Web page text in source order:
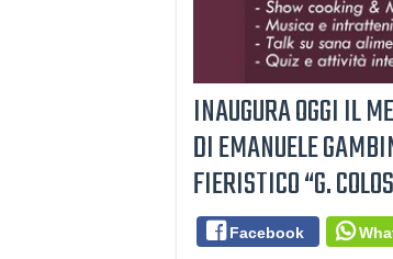
INAUGURA OGGI IL
DI EMANUELE
FIERISTICO “G.
Facebook